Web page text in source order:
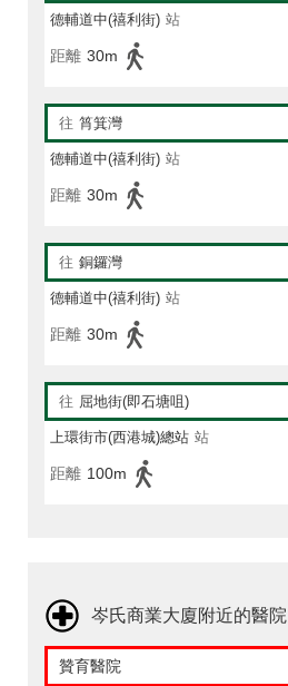
德輔道中(禧利街) 站
距離 30m
往 筲箕灣
德輔道中(禧利街) 站
距離 30m
往 銅鑼灣
德輔道中(禧利街) 站
距離 30m
往 屈地街(即石塘咀)
上環街市(西港城)總站 站
距離 100m
岑氏商業大廈附近的醫院
贊育醫院